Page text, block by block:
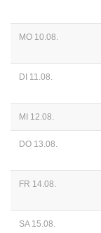
MO 10.08.
DI 11.08.
MI 12.08.
DO 13.08.
FR 14.08.
SA 15.08.